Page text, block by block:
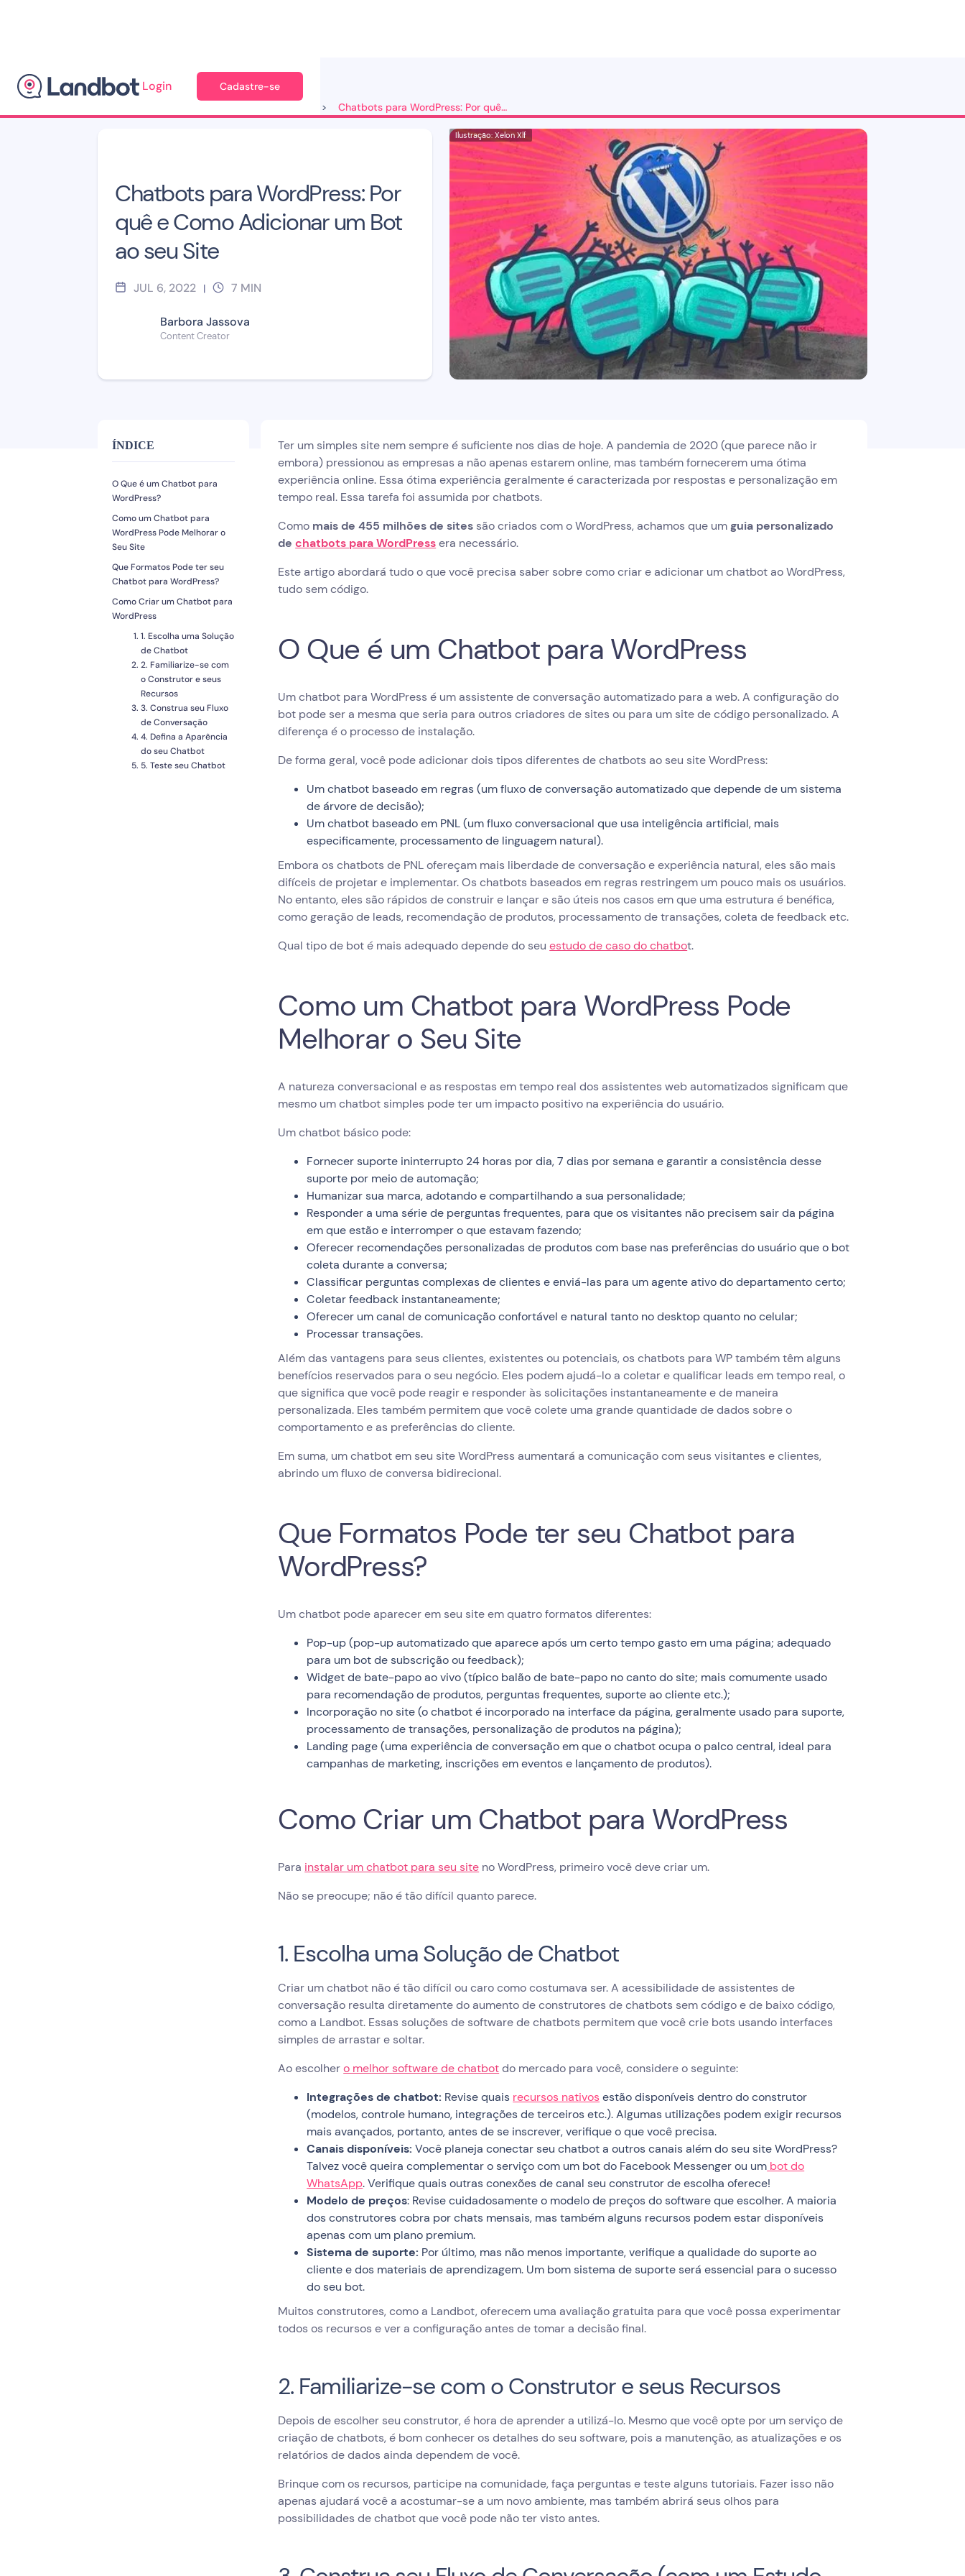
Login
Cadastre-se
> Chatbots para WordPress: Por quê e Como Adicionar um Bot ao seu Site
Chatbots para WordPress: Por
quê e Como Adicionar um Bot
ao seu Site
JUL 6, 2022 | 7 MIN
Barbora Jassova
Content Creator
Ilustração: Xelon Xlf
ÍNDICE
O Que é um Chatbot para
WordPress?
Como um Chatbot para
WordPress Pode Melhorar o
Seu Site
Que Formatos Pode ter seu
Chatbot para WordPress?
Como Criar um Chatbot para
WordPress
1. Escolha uma Solução
de Chatbot
2. Familiarize-se com
o Construtor e seus
Recursos
3. Construa seu Fluxo
de Conversação
4. Defina a Aparência
do seu Chatbot
5. Teste seu Chatbot
Ter um simples site nem sempre é suficiente nos dias de hoje. A pandemia de 2020 (que parece não ir
embora) pressionou as empresas a não apenas estarem online, mas também fornecerem uma ótima
experiência online. Essa ótima experiência geralmente é caracterizada por respostas e personalização em
tempo real. Essa tarefa foi assumida por chatbots.
Como mais de 455 milhões de sites são criados com o WordPress, achamos que umguia personalizado
dechatbots para WordPressera necessário.
Este artigo abordará tudo o que você precisa saber sobre como criar e adicionar um chatbot ao WordPress,
tudo sem código.
O Que é um Chatbot para WordPress
Um chatbot para WordPress é um assistente de conversação automatizado para a web. A configuração do
bot pode ser a mesma que seria para outros criadores de sites ou para um site de código personalizado. A
diferença é o processo de instalação.
De forma geral, você pode adicionar dois tipos diferentes de chatbots ao seu site WordPress:
Um chatbot baseado em regras (um fluxo de conversação automatizado que depende de um sistema
de árvore de decisão);
Um chatbot baseado em PNL (um fluxo conversacional que usa inteligência artificial, mais
especificamente, processamento de linguagem natural).
Embora os chatbots de PNL ofereçam mais liberdade de conversação e experiência natural, eles são mais
difíceis de projetar e implementar. Os chatbots baseados em regras restringem um pouco mais os usuários.
No entanto, eles são rápidos de construir e lançar e são úteis nos casos em que uma estrutura é benéfica,
como geração de leads, recomendação de produtos, processamento de transações, coleta de feedback etc.
Qual tipo de bot é mais adequado depende do seuestudo de caso do chatbot.
Como um Chatbot para WordPress Pode
Melhorar o Seu Site
A natureza conversacional e as respostas em tempo real dos assistentes web automatizados significam que
mesmo um chatbot simples pode ter um impacto positivo na experiência do usuário.
Um chatbot básico pode:
Fornecer suporte ininterrupto 24 horas por dia, 7 dias por semana e garantir a consistência desse
suporte por meio de automação;
Humanizar sua marca, adotando e compartilhando a sua personalidade;
Responder a uma série de perguntas frequentes, para que os visitantes não precisem sair da página
em que estão e interromper o que estavam fazendo;
Oferecer recomendações personalizadas de produtos com base nas preferências do usuário que o bot
coleta durante a conversa;
Classificar perguntas complexas de clientes e enviá-las para um agente ativo do departamento certo;
Coletar feedback instantaneamente;
Oferecer um canal de comunicação confortável e natural tanto no desktop quanto no celular;
Processar transações.
Além das vantagens para seus clientes, existentes ou potenciais, os chatbots para WP também têm alguns
benefícios reservados para o seu negócio. Eles podem ajudá-lo a coletar e qualificar leads em tempo real, o
que significa que você pode reagir e responder às solicitações instantaneamente e de maneira
personalizada. Eles também permitem que você colete uma grande quantidade de dados sobre o
comportamento e as preferências do cliente.
Em suma, um chatbot em seu site WordPress aumentará a comunicação com seus visitantes e clientes,
abrindo um fluxo de conversa bidirecional.
Que Formatos Pode ter seu Chatbot para
WordPress?
Um chatbot pode aparecer em seu site em quatro formatos diferentes:
Pop-up (pop-up automatizado que aparece após um certo tempo gasto em uma página; adequado
para um bot de subscrição ou feedback);
Widget de bate-papo ao vivo (típico balão de bate-papo no canto do site; mais comumente usado
para recomendação de produtos, perguntas frequentes, suporte ao cliente etc.);
Incorporação no site (o chatbot é incorporado na interface da página, geralmente usado para suporte,
processamento de transações, personalização de produtos na página);
Landing page (uma experiência de conversação em que o chatbot ocupa o palco central, ideal para
campanhas de marketing, inscrições em eventos e lançamento de produtos).
Como Criar um Chatbot para WordPress
Para instalar um chatbot para seu site no WordPress, primeiro você deve criar um.
Não se preocupe; não é tão difícil quanto parece.
1. Escolha uma Solução de Chatbot
Criar um chatbot não é tão difícil ou caro como costumava ser. A acessibilidade de assistentes de
conversação resulta diretamente do aumento de construtores de chatbots sem código e de baixo código,
como a Landbot. Essas soluções de software de chatbots permitem que você crie bots usando interfaces
simples de arrastar e soltar.
Ao escolhero melhor software de chatbotdo mercado para você, considere o seguinte:
Integrações de chatbot: Revise quais recursos nativosestão disponíveis dentro do construtor
(modelos, controle humano, integrações de terceiros etc.). Algumas utilizações podem exigir recursos
mais avançados, portanto, antes de se inscrever, verifique o que você precisa.
Canais disponíveis: Você planeja conectar seu chatbot a outros canais além do seu site WordPress?
Talvez você queira complementar o serviço com um bot do Facebook Messenger ou um bot do
WhatsApp. Verifique quais outras conexões de canal seu construtor de escolha oferece!
Modelo de preços: Revise cuidadosamente o modelo de preços do software que escolher. A maioria
dos construtores cobra por chats mensais, mas também alguns recursos podem estar disponíveis
apenas com um plano premium.
Sistema de suporte: Por último, mas não menos importante, verifique a qualidade do suporte ao
cliente e dos materiais de aprendizagem. Um bom sistema de suporte será essencial para o sucesso
do seu bot.
Muitos construtores, como a Landbot, oferecem uma avaliação gratuita para que você possa experimentar
todos os recursos e ver a configuração antes de tomar a decisão final.
2. Familiarize-se com o Construtor e seus Recursos
Depois de escolher seu construtor, é hora de aprender a utilizá-lo. Mesmo que você opte por um serviço de
criação de chatbots, é bom conhecer os detalhes do seu software, pois a manutenção, as atualizações e os
relatórios de dados ainda dependem de você.
Brinque com os recursos, participe na comunidade, faça perguntas e teste alguns tutoriais. Fazer isso não
apenas ajudará você a acostumar-se a um novo ambiente, mas também abrirá seus olhos para
possibilidades de chatbot que você pode não ter visto antes.